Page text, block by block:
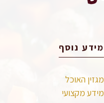
מידע נוסף
מגזין האוכל
מידע מקצועי